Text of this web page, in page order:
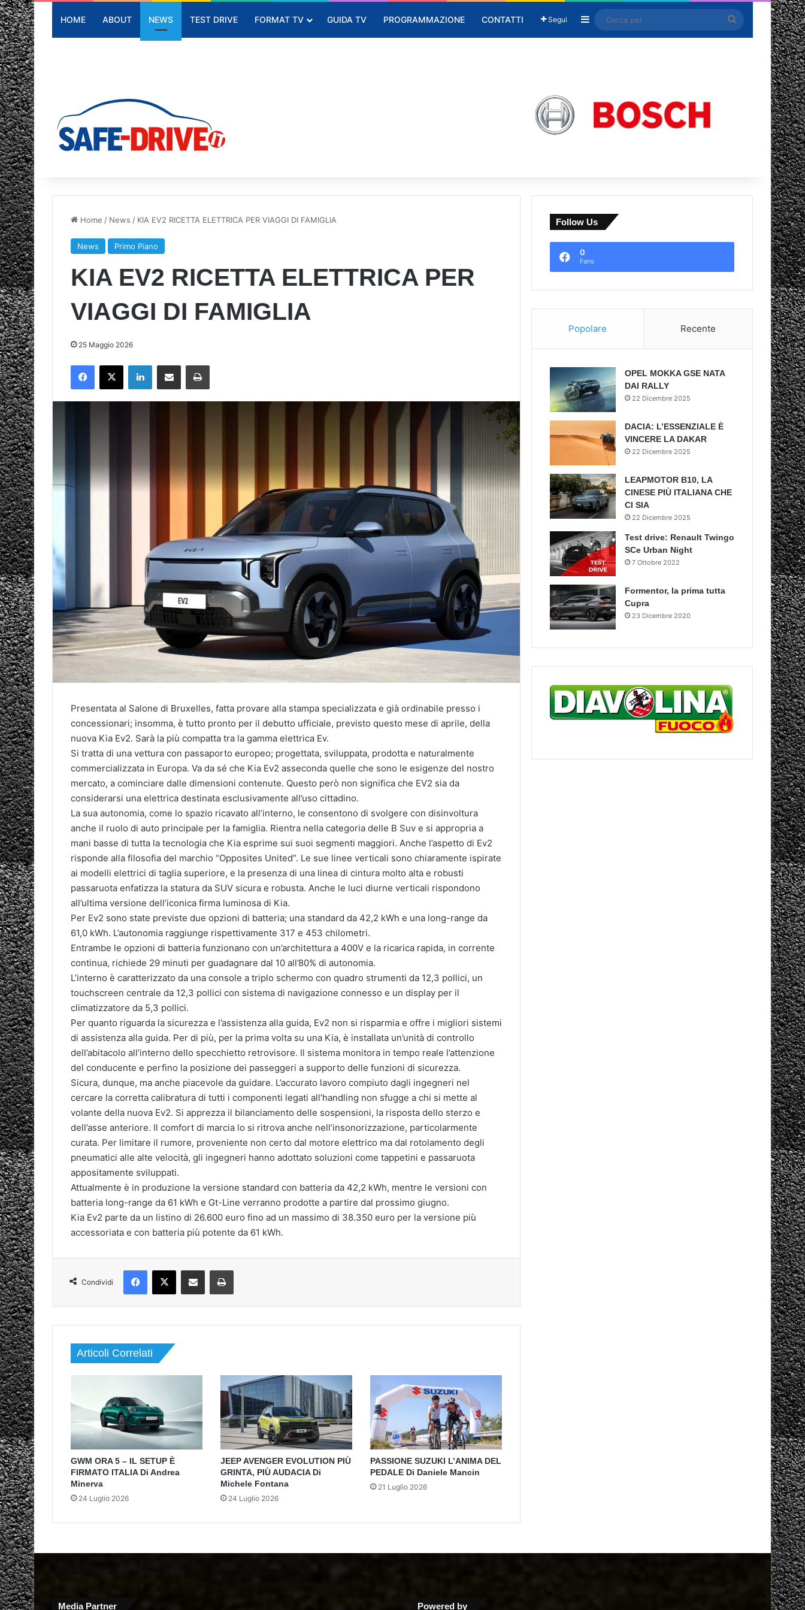
HOME ABOUT NEWS TEST DRIVE FORMAT TV GUIDA TV PROGRAMMAZIONE CONTATTI Segui Barra laterale
per
Home / News / KIA EV2 RICETTA ELETTRICA PER VIAGGI DI FAMIGLIA
News Primo Piano
KIA EV2 RICETTA ELETTRICA PER
VIAGGI DI FAMIGLIA
25 Maggio 2026
Presentata al Salone di Bruxelles, fatta provare alla stampa specializzata e già ordinabile presso i
concessionari; insomma, è tutto pronto per il debutto ufficiale, previsto questo mese di aprile, della
nuova Kia Ev2. Sarà la più compatta tra la gamma elettrica Ev.
Si tratta di una vettura con passaporto europeo; progettata, sviluppata, prodotta e naturalmente
commercializzata in Europa. Va da sé che Kia Ev2 asseconda quelle che sono le esigenze del nostro
mercato, a cominciare dalle dimensioni contenute. Questo però non significa che EV2 sia da
considerarsi una elettrica destinata esclusivamente all’uso cittadino.
La sua autonomia, come lo spazio ricavato all’interno, le consentono di svolgere con disinvoltura
anche il ruolo di auto principale per la famiglia. Rientra nella categoria delle B Suv e si appropria a
mani basse di tutta la tecnologia che Kia esprime sui suoi segmenti maggiori. Anche l’aspetto di Ev2
risponde alla filosofia del marchio “Opposites United”. Le sue linee verticali sono chiaramente ispirate
ai modelli elettrici di taglia superiore, e la presenza di una linea di cintura molto alta e robusti
passaruota enfatizza la statura da SUV sicura e robusta. Anche le luci diurne verticali rispondono
all’ultima versione dell’iconica firma luminosa di Kia.
Per Ev2 sono state previste due opzioni di batteria; una standard da 42,2 kWh e una long-range da
61,0 kWh. L’autonomia raggiunge rispettivamente 317 e 453 chilometri.
Entrambe le opzioni di batteria funzionano con un’architettura a 400V e la ricarica rapida, in corrente
continua, richiede 29 minuti per guadagnare dal 10 all’80% di autonomia.
L’interno è caratterizzato da una console a triplo schermo con quadro strumenti da 12,3 pollici, un
touchscreen centrale da 12,3 pollici con sistema di navigazione connesso e un display per il
climatizzatore da 5,3 pollici.
Per quanto riguarda la sicurezza e l’assistenza alla guida, Ev2 non si risparmia e offre i migliori sistemi
di assistenza alla guida. Per di più, per la prima volta su una Kia, è installata un’unità di controllo
dell’abitacolo all’interno dello specchietto retrovisore. Il sistema monitora in tempo reale l’attenzione
del conducente e perfino la posizione dei passeggeri a supporto delle funzioni di sicurezza.
Sicura, dunque, ma anche piacevole da guidare. L’accurato lavoro compiuto dagli ingegneri nel
cercare la corretta calibratura di tutti i componenti legati all’handling non sfugge a chi si mette al
volante della nuova Ev2. Si apprezza il bilanciamento delle sospensioni, la risposta dello sterzo e
dell’asse anteriore. Il comfort di marcia lo si ritrova anche nell’insonorizzazione, particolarmente
curata. Per limitare il rumore, proveniente non certo dal motore elettrico ma dal rotolamento degli
pneumatici alle alte velocità, gli ingegneri hanno adottato soluzioni come tappetini e passaruota
appositamente sviluppati.
Attualmente è in produzione la versione standard con batteria da 42,2 kWh, mentre le versioni con
batteria long-range da 61 kWh e Gt-Line verranno prodotte a partire dal prossimo giugno.
Kia Ev2 parte da un listino di 26.600 euro fino ad un massimo di 38.350 euro per la versione più
accessoriata e con batteria più potente da 61 kWh.
Condividi
Articoli Correlati
GWM ORA 5 – IL SETUP È
FIRMATO ITALIA Di Andrea
Minerva
24 Luglio 2026
JEEP AVENGER EVOLUTION PIÙ
GRINTA, PIÙ AUDACIA Di
Michele Fontana
24 Luglio 2026
PASSIONE SUZUKI L’ANIMA DEL
PEDALE Di Daniele Mancin
21 Luglio 2026
Follow Us
0
Fans
Popolare Recente
OPEL MOKKA GSE NATA
DAI RALLY
22 Dicembre 2025
DACIA: L’ESSENZIALE È
VINCERE LA DAKAR
22 Dicembre 2025
LEAPMOTOR B10, LA
CINESE PIÙ ITALIANA CHE
CI SIA
22 Dicembre 2025
Test drive: Renault Twingo
SCe Urban Night
7 Ottobre 2022
Formentor, la prima tutta
Cupra
23 Dicembre 2020
Media Partner Powered by